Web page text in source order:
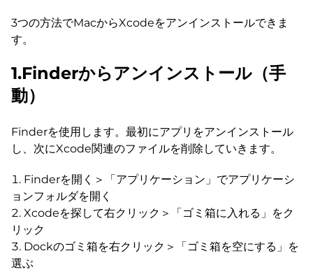
3つの方法でMacからXcodeをアンインストールできま
す。
1.Finderからアンインストール（手
動）
Finderを使用します。最初にアプリをアンインストール
し、次にXcode関連のファイルを削除していきます。
Finderを開く＞「アプリケーション」でアプリケーシ
ョンフォルダを開く
Xcodeを探して右クリック＞「ゴミ箱に入れる」をク
リック
Dockのゴミ箱を右クリック＞「ゴミ箱を空にする」を
選ぶ